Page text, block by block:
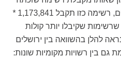
במקום אחד במועצה. בירושלים, רשימה כזו תקבל 1,173,841 *
אפוא שרשימות שקיבלו יותר קולות
להלן בהשוואה בין ירושלים
גם בין רשויות מקומיות שונות: